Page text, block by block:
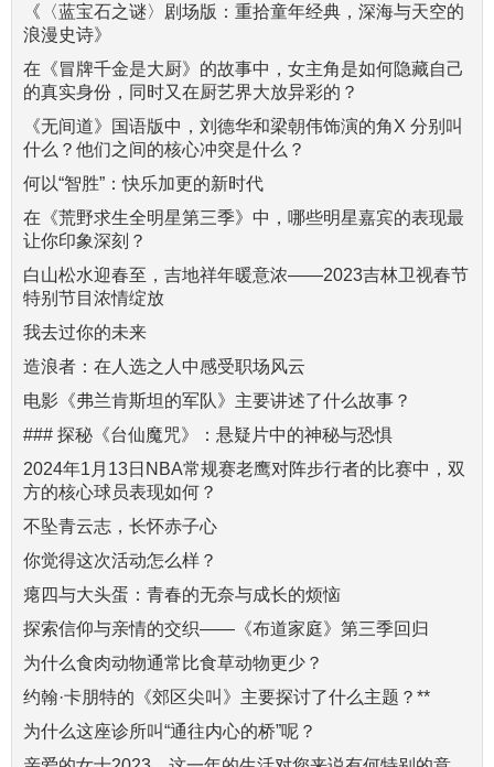
《〈蓝宝石之谜〉剧场版：重拾童年经典，深海与天空的
浪漫史诗》
在《冒牌千金是大厨》的故事中，女主角是如何隐藏自己
的真实身份，同时又在厨艺界大放异彩的？
《无间道》国语版中，刘德华和梁朝伟饰演的角X 分别叫
什么？他们之间的核心冲突是什么？
何以“智胜”：快乐加更的新时代
在《荒野求生全明星第三季》中，哪些明星嘉宾的表现最
让你印象深刻？
白山松水迎春至，吉地祥年暖意浓——2023吉林卫视春节
特别节目浓情绽放
我去过你的未来
造浪者：在人选之人中感受职场风云
电影《弗兰肯斯坦的军队》主要讲述了什么故事？
### 探秘《台仙魔咒》：悬疑片中的神秘与恐惧
2024年1月13日NBA常规赛老鹰对阵步行者的比赛中，双
方的核心球员表现如何？
不坠青云志，长怀赤子心
你觉得这次活动怎么样？
瘪四与大头蛋：青春的无奈与成长的烦恼
探索信仰与亲情的交织——《布道家庭》第三季回归
为什么食肉动物通常比食草动物更少？
约翰·卡朋特的《郊区尖叫》主要探讨了什么主题？**
为什么这座诊所叫“通往内心的桥”呢？